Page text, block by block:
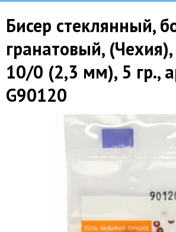
Бисер стеклянный,
гранатовый,
10/0 (2,3 мм), 5 гр.,
G90120